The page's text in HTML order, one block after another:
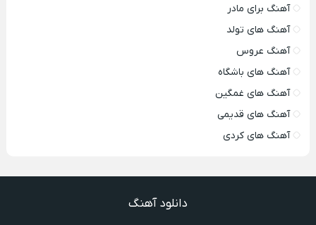
آهنگ برای مادر
آهنگ های تولد
آهنگ عروس
آهنگ های باشگاه
آهنگ های غمگین
آهنگ های قدیمی
آهنگ های کردی
دانلود آهنگ